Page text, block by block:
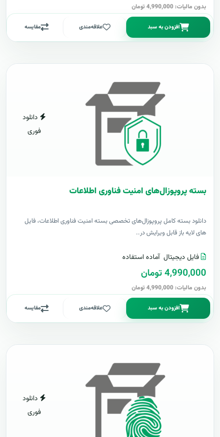
بدون مالیات: 4,990,000 تومان
افزودن به سبد علاقه‌مندی مقایسه
دانلود
فوری
بسته پروپوزال‌های امنیت فناوری اطلاعات
دانلود بسته کامل پروپوزال‌های تخصصی بسته امنیت فناوری اطلاعات، فایل
های لایه باز قابل ویرایش در..
فایل دیجیتال آماده استفاده
4,990,000 تومان
بدون مالیات: 4,990,000 تومان
افزودن به سبد علاقه‌مندی مقایسه
دانلود
فوری